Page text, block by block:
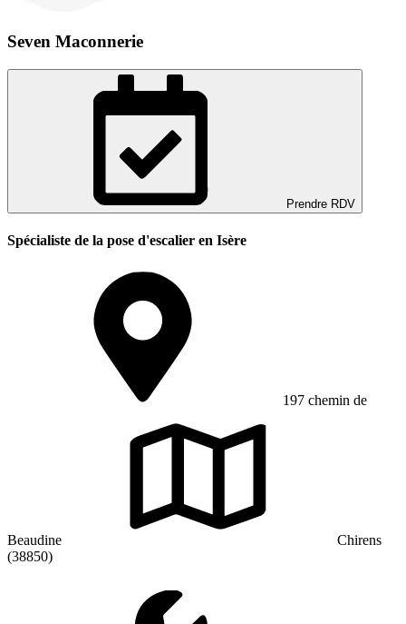
Seven Maconnerie
Prendre RDV
Spécialiste de la pose d'escalier en Isère
197 chemin de
Beaudine
Chirens
(38850)